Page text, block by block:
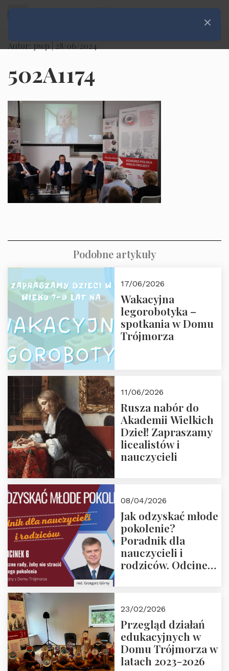
Autor: pwp | 28/06/2024
502A1174
Podobne artykuły
17/06/2026
Wakacyjna
legorobotyka –
spotkania w Domu
Trójmorza
11/06/2026
Rusza nabór do
Akademii Wielkich
Dzieł! Zapraszamy
licealistów i
nauczycieli
08/04/2026
Jak odzyskać młode
pokolenie?
Poradnik dla
nauczycieli i
rodziców. Odcinek
Rozmawiają red.
Grzegorz Górny i
prof. Michał
Łuczewski
23/02/2026
Przegląd działań
edukacyjnych w
Domu Trójmorza w
latach 2023-2026
Zamknij